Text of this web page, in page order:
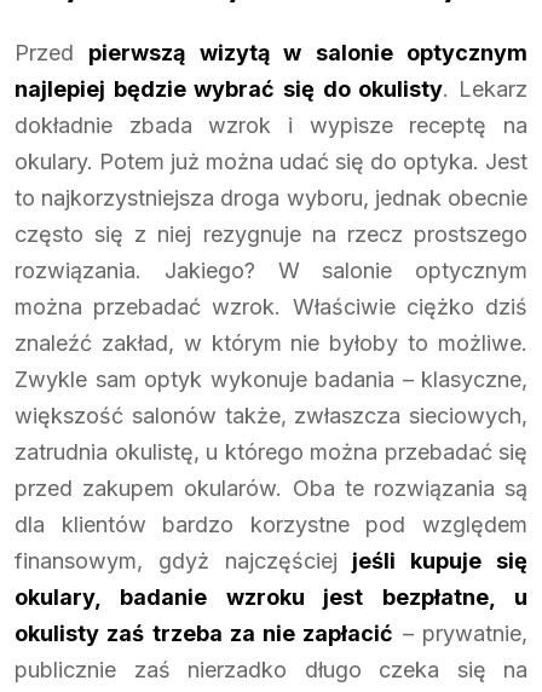
Przed pierwszą wizytą w salonie optycznym
najlepiej będzie wybrać się do okulisty. Lekarz
dokładnie zbada wzrok i wypisze receptę na
okulary. Potem już można udać się do optyka. Jest
to najkorzystniejsza droga wyboru, jednak obecnie
często się z niej rezygnuje na rzecz prostszego
rozwiązania. Jakiego? W salonie optycznym
można przebadać wzrok. Właściwie ciężko dziś
znaleźć zakład, w którym nie byłoby to możliwe.
Zwykle sam optyk wykonuje badania – klasyczne,
większość salonów także, zwłaszcza sieciowych,
zatrudnia okulistę, u którego można przebadać się
przed zakupem okularów. Oba te rozwiązania są
dla klientów bardzo korzystne pod względem
finansowym, gdyż najczęściej jeśli kupuje się
okulary, badanie wzroku jest bezpłatne, u
okulisty zaś trzeba za nie zapłacić – prywatnie,
publicznie zaś nierzadko długo czeka się na